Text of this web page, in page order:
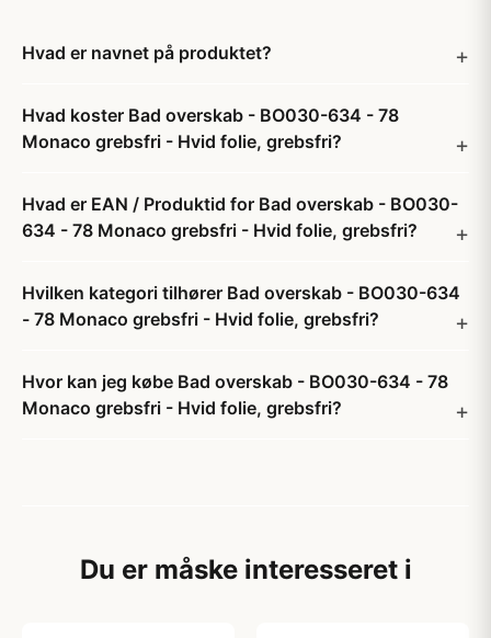
Hvad er navnet på produktet?
Hvad koster Bad overskab - BO030-634 - 78
Monaco grebsfri - Hvid folie, grebsfri?
Hvad er EAN / Produktid for Bad overskab - BO030-
634 - 78 Monaco grebsfri - Hvid folie, grebsfri?
Hvilken kategori tilhører Bad overskab - BO030-634
- 78 Monaco grebsfri - Hvid folie, grebsfri?
Hvor kan jeg købe Bad overskab - BO030-634 - 78
Monaco grebsfri - Hvid folie, grebsfri?
Du er måske interesseret i